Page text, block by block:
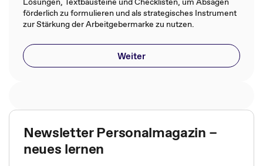
förderlich zu formulieren und als strategisches Instrument
zur Stärkung der Arbeitgebermarke zu nutzen.
Weiter
Newsletter Personalmagazin –
neues lernen